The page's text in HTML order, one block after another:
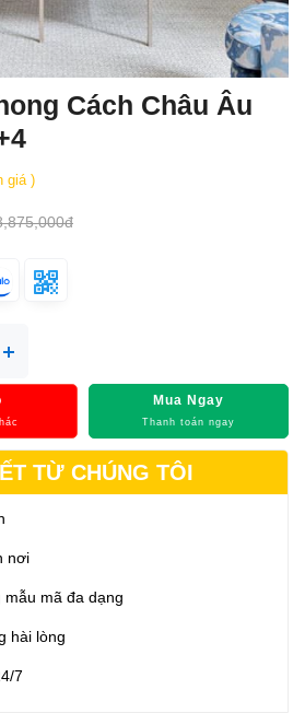
Cách Châu Âu
giá )
Mua Ngay
Thanh toán ngay
TỪ CHÚNG TÔI
nơi
mẫu mã đa dạng
hài lòng
7